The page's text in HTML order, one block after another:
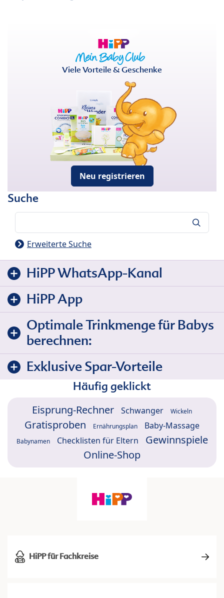
Viele Vorteile & Geschenke
Neu registrieren
Suche
Erweiterte Suche
HiPP WhatsApp-Kanal
HiPP App
Optimale Trinkmenge für Babys
berechnen:
Exklusive Spar-Vorteile
Häufig geklickt
Eisprung-Rechner Schwanger Wickeln
Gratisproben Ernährungsplan Baby-Massage
Babynamen Checklisten für Eltern
Gewinnspiele
Online-Shop
HiPP für Fachkreise